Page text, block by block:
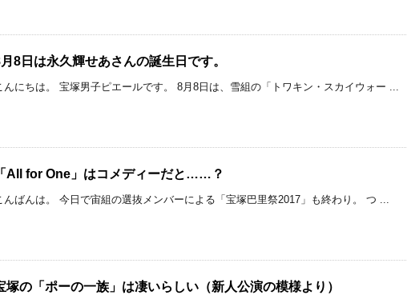
8日は永久輝せあさんの誕生日です。
んにちは。 宝塚男子ピエールです。 8月8日は、雪組の「トワキン・スカイウォー ...
「All for One」はコメディーだと……？
んばんは。 今日で宙組の選抜メンバーによる「宝塚巴里祭2017」も終わり。 つ ...
塚の「ポーの一族」は凄いらしい（新人公演の模様より）